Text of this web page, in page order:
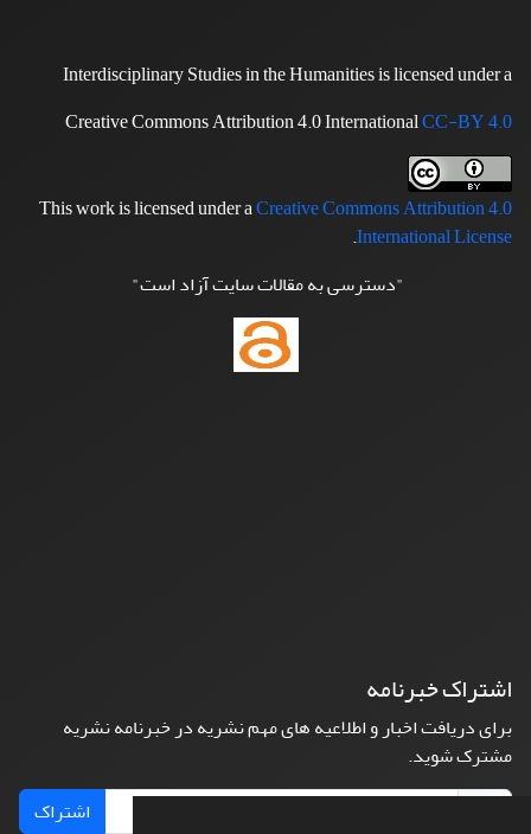
Interdisciplinary Studies in the Humanities is licensed under a
Creative Commons Attribution 4.0 InternationalCC-BY 4.0
This work is licensed under aCreative Commons Attribution 4.0
International License
.
"دسترسی به مقالات سایت آزاد است"
اشتراک خبرنامه
برای دریافت اخبار و اطلاعیه های مهم نشریه در خبرنامه نشریه
مشترک شوید.
اشتراک